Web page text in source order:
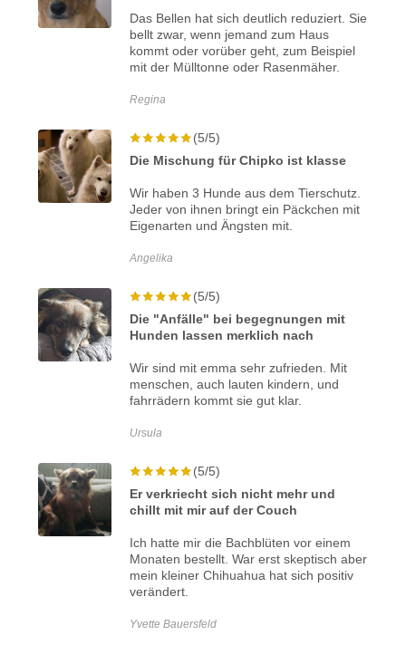
Das Bellen hat sich deutlich reduziert. Sie
bellt zwar, wenn jemand zum Haus
kommt oder vorüber geht, zum Beispiel
mit der Mülltonne oder Rasenmäher.
Regina
(5/5)
Die Mischung für Chipko ist klasse
Wir haben 3 Hunde aus dem Tierschutz.
Jeder von ihnen bringt ein Päckchen mit
Eigenarten und Ängsten mit.
Angelika
(5/5)
Die "Anfälle" bei begegnungen mit
Hunden lassen merklich nach
Wir sind mit emma sehr zufrieden. Mit
menschen, auch lauten kindern, und
fahrrädern kommt sie gut klar.
Ursula
(5/5)
Er verkriecht sich nicht mehr und
chillt mit mir auf der Couch
Ich hatte mir die Bachblüten vor einem
Monaten bestellt. War erst skeptisch aber
mein kleiner Chihuahua hat sich positiv
verändert.
Yvette Bauersfeld